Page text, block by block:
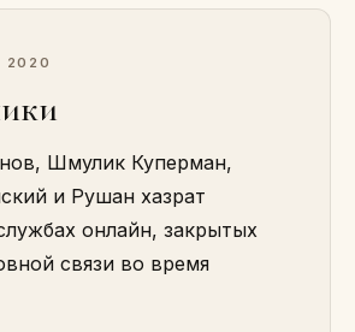
2020
Шмулик Куперман,
и Рушан хазрат
онлайн, закрытых
связи во время